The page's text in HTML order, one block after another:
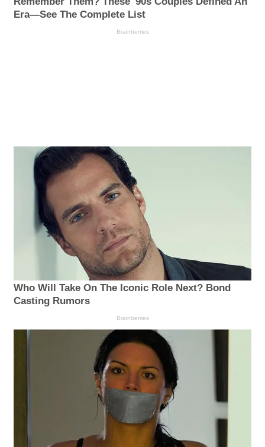
Era—See The Complete List
Brainberries
Who Will Take On The Iconic Role Next? Bond
Casting Rumors
Brainberries